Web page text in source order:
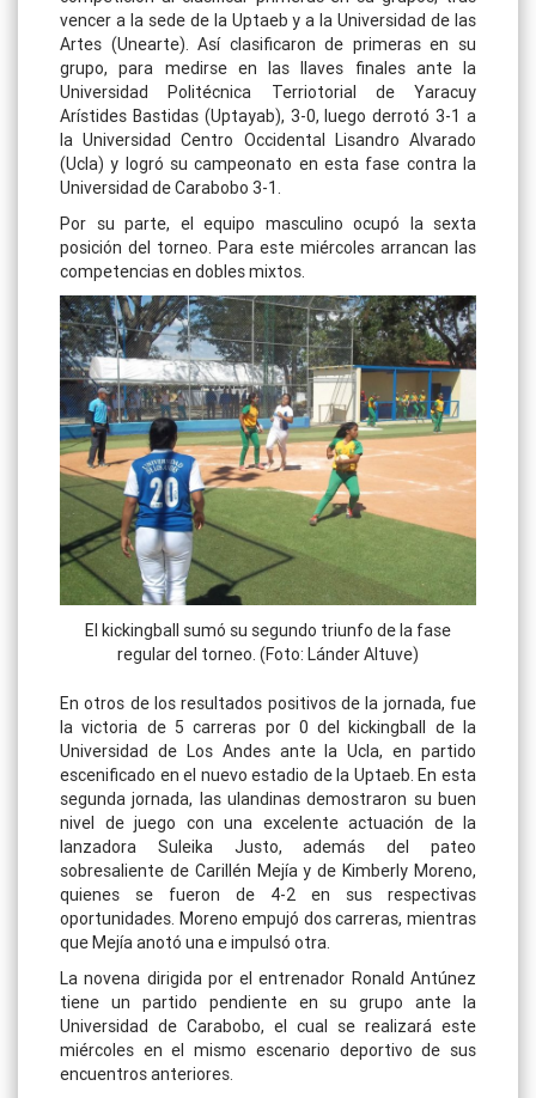
vencer a la sede de la Uptaeb y a la Universidad de las
Artes (Unearte). Así clasificaron de primeras en su
grupo, para medirse en las llaves finales ante la
Universidad Politécnica Terriotorial de Yaracuy
Arístides Bastidas (Uptayab), 3-0, luego derrotó 3-1 a
la Universidad Centro Occidental Lisandro Alvarado
(Ucla) y logró su campeonato en esta fase contra la
Universidad de Carabobo 3-1.
Por su parte, el equipo masculino ocupó la sexta
posición del torneo. Para este miércoles arrancan las
competencias en dobles mixtos.
El kickingball sumó su segundo triunfo de la fase
regular del torneo. (Foto: Lánder Altuve)
En otros de los resultados positivos de la jornada, fue
la victoria de 5 carreras por 0 del kickingball de la
Universidad de Los Andes ante la Ucla, en partido
escenificado en el nuevo estadio de la Uptaeb. En esta
segunda jornada, las ulandinas demostraron su buen
nivel de juego con una excelente actuación de la
lanzadora Suleika Justo, además del pateo
sobresaliente de Carillén Mejía y de Kimberly Moreno,
quienes se fueron de 4-2 en sus respectivas
oportunidades. Moreno empujó dos carreras, mientras
que Mejía anotó una e impulsó otra.
La novena dirigida por el entrenador Ronald Antúnez
tiene un partido pendiente en su grupo ante la
Universidad de Carabobo, el cual se realizará este
miércoles en el mismo escenario deportivo de sus
encuentros anteriores.